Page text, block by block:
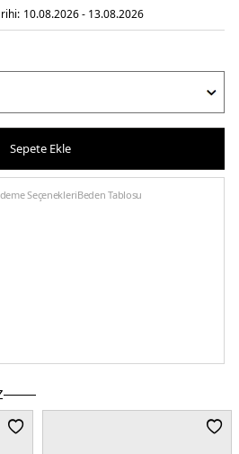
10.08.2026 - 13.08.2026
Sepete Ekle
SeçenekleriBeden Tablosu
Baklava desenli kapitone detaylı